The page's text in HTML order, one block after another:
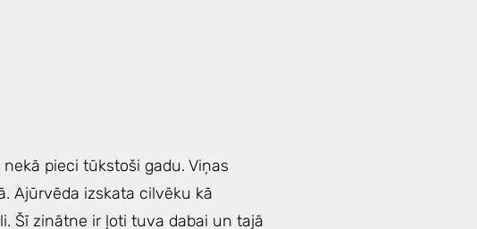
pieci tūkstoši gadu. Viņas
Ajūrvēda izskata cilvēku kā
Šī zinātne ir ļoti tuva dabai un tajā